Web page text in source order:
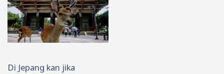
Di Jepang kan jika